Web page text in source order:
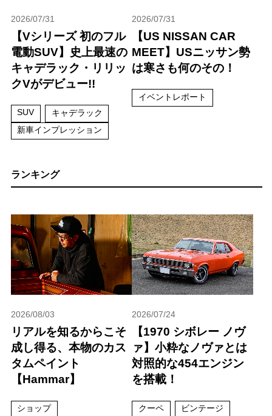
2026/07/31
【Vシリーズ 初のフル
電動SUV】史上最速の
キャデラック・リリッ
クVがデビュー!!
SUV
キャデラック
新車インプレッション
2026/07/31
【US NISSAN CAR
MEET】USニッサン勢
は寒さも何のその！
イベントレポート
ランキング
2026/08/03
リアルを知るからこそ
成し得る、本物のカス
タムペイント
【Hammar】
ショップ
2026/07/24
【1970 シボレー ノヴ
ァ】小粋なノヴァとは
対照的な454エンジン
を搭載！
クーペ ビンテージ